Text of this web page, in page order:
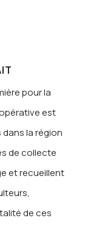
pour la
est
la région
de collecte
et recueillent
de ces